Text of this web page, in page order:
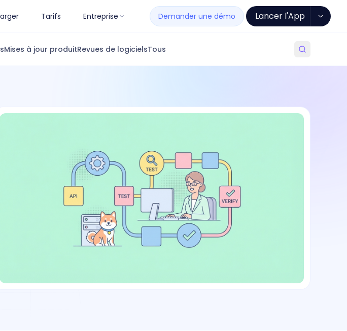
Tarifs Entreprise Demander une démo Lancer l'App
Mises à jour produitRevues de logicielsTous